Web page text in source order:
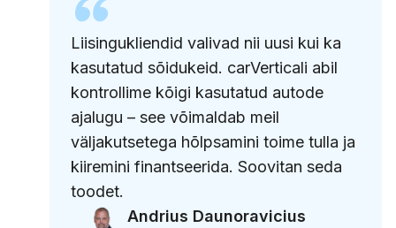
Liisingukliendid valivad nii uusi kui ka
kasutatud sõidukeid. carVerticali abil
kontrollime kõigi kasutatud autode
ajalugu – see võimaldab meil
väljakutsetega hõlpsamini toime tulla ja
kiiremini finantseerida. Soovitan seda
toodet.
Andrius Daunoravicius